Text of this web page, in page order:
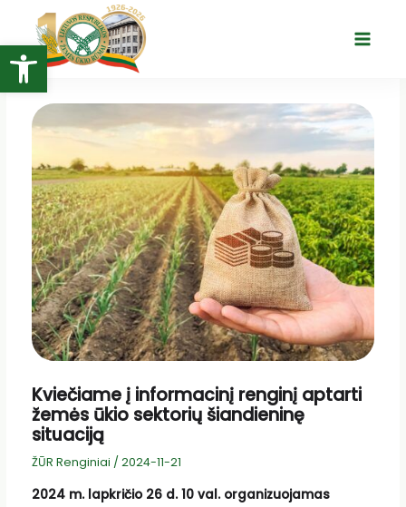
Open toolbar
turinio
Main
Kviečiame į informacinį renginį aptarti
žemės ūkio sektorių šiandieninę
situaciją
ŽŪR Renginiai / 2024-11-21
2024 m. lapkričio 26 d. 10 val. organizuojamas